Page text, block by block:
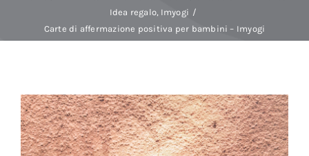
Baby Spa
Shop
Idea regalo Imyogi
Carte di affermazione positiva per bambini – Imyogi